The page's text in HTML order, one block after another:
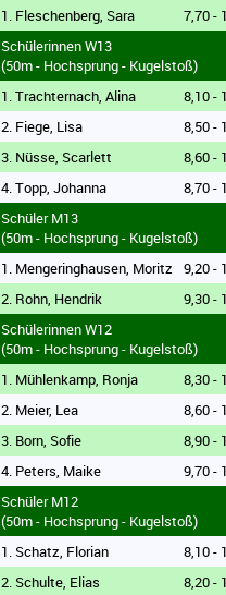
1. Fleschenberg, Sara
7,70 -
Schülerinnen W13
(50m - Hochsprung - Kugelstoß)
1. Trachternach, Alina
8,10 -
2. Fiege, Lisa
8,50 -
3. Nüsse, Scarlett
8,60 -
4. Topp, Johanna
8,70 -
Schüler M13
(50m - Hochsprung - Kugelstoß)
1. Mengeringhausen, Moritz
9,20 -
2. Rohn, Hendrik
9,30 -
Schülerinnen W12
(50m - Hochsprung - Kugelstoß)
1. Mühlenkamp, Ronja
8,30 -
2. Meier, Lea
8,60 -
3. Born, Sofie
8,90 -
4. Peters, Maike
9,70 -
Schüler M12
(50m - Hochsprung - Kugelstoß)
1. Schatz, Florian
8,10 -
2. Schulte, Elias
8,20 -